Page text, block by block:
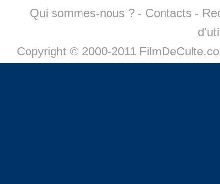
Qui sommes-nous ? - Contacts -
Copyright © 2000-2011